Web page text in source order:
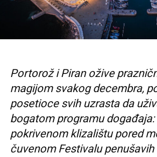
Portorož i Piran ožive
magijomsvakogdecembra,
posetioce svih uzrasta da
bogatom programu
pokrivenom klizalištu pored
čuvenom Festivalu penušavih